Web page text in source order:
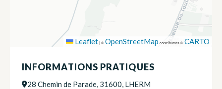
Leaflet|©OpenStreetMap contributors ©CARTO
INFORMATIONS PRATIQUES
28 Chemin de Parade, 31600, LHERM